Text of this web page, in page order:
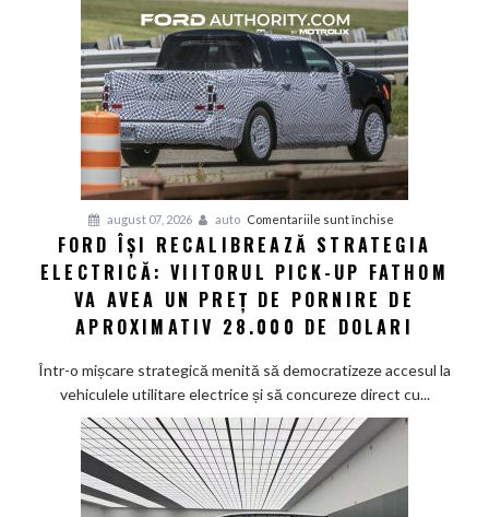
senzor
LiDAR
de
la
aproximativ
17.000
de
august 07, 2026 auto Comentariile sunt închise
Ford
își
recalibrează
electrică:
Viitorul
avea
FORD ÎȘI RECALIBREAZĂ STRATEGIA
ELECTRICĂ: VIITORUL PICK-UP FATHOM
VA AVEA UN PREȚ DE PORNIRE DE
APROXIMATIV 28.000 DE DOLARI
Într-o mișcare strategică menită să democratizeze accesul la
vehiculele utilitare electrice și să concureze direct cu...